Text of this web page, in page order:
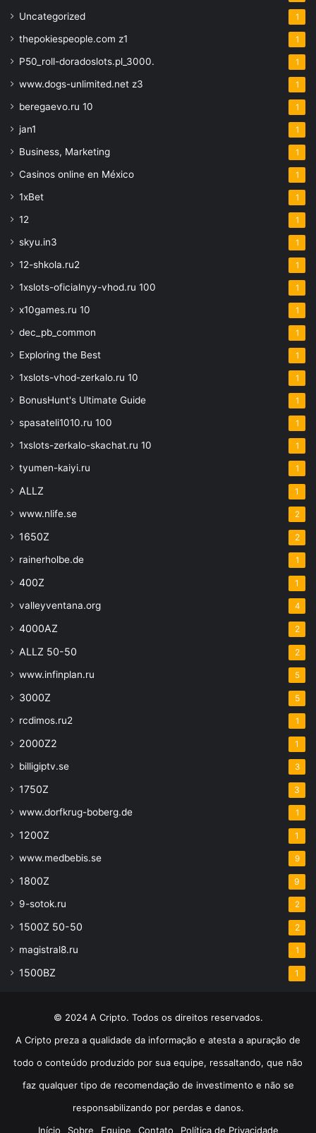
Uncategorized 1
thepokiespeople.com z1 1
P50_roll-doradoslots.pl_3000. 1
www.dogs-unlimited.net z3 1
beregaevo.ru 10 1
jan1 1
Business, Marketing 1
Casinos online en México 1
1xBet 1
12 1
skyu.in3 1
12-shkola.ru2 1
1xslots-oficialnyy-vhod.ru 100 1
x10games.ru 10 1
dec_pb_common 1
Exploring the Best 1
1xslots-vhod-zerkalo.ru 10 1
BonusHunt's Ultimate Guide 1
spasateli1010.ru 100 1
1xslots-zerkalo-skachat.ru 10 1
tyumen-kaiyi.ru 1
ALLZ 1
www.nlife.se 2
1650Z 2
rainerholbe.de 1
400Z 1
valleyventana.org 4
4000AZ 2
ALLZ 50-50 2
www.infinplan.ru 5
3000Z 5
rcdimos.ru2 1
2000Z2 1
billigiptv.se 3
1750Z 3
www.dorfkrug-boberg.de 1
1200Z 1
www.medbebis.se 9
1800Z 9
9-sotok.ru 2
1500Z 50-50 2
magistral8.ru 1
1500BZ 1
© 2024 A Cripto. Todos os direitos reservados.
A Cripto preza a qualidade da informação e atesta a apuração de
todo o conteúdo produzido por sua equipe, ressaltando, que não
faz qualquer tipo de recomendação de investimento e não se
responsabilizando por perdas e danos.
Início
Sobre Equipe Contato Política de Privacidade